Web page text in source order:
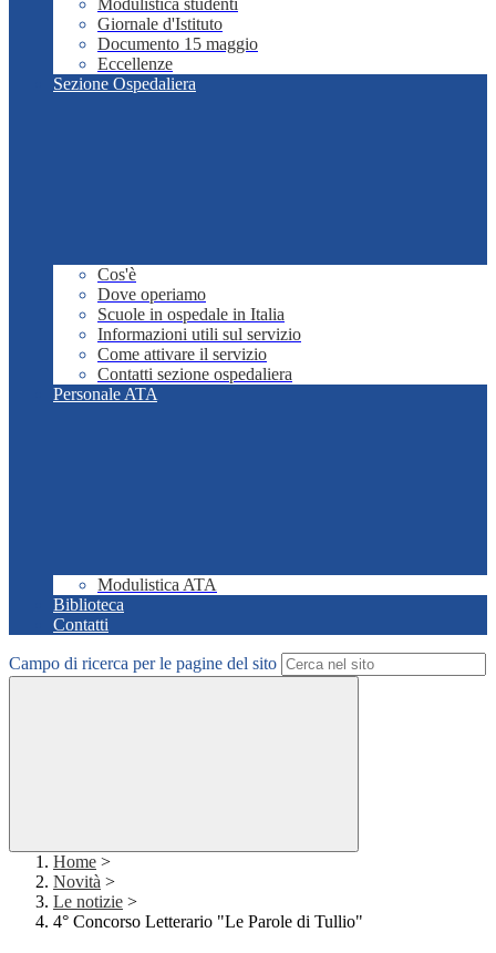
Modulistica studenti
Giornale d'Istituto
Documento 15 maggio
Eccellenze
Sezione Ospedaliera
Cos'è
Dove operiamo
Scuole in ospedale in Italia
Informazioni utili sul servizio
Come attivare il servizio
Contatti sezione ospedaliera
Personale ATA
Modulistica ATA
Biblioteca
Contatti
Campo di ricerca per le pagine del sito
Home >
Novità >
Le notizie >
4° Concorso Letterario "Le Parole di Tullio"